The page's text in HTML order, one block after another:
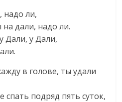
надо ли,
дали, надо ли.
Дали, у Дали,
в голове, ты удали
подряд пять суток,